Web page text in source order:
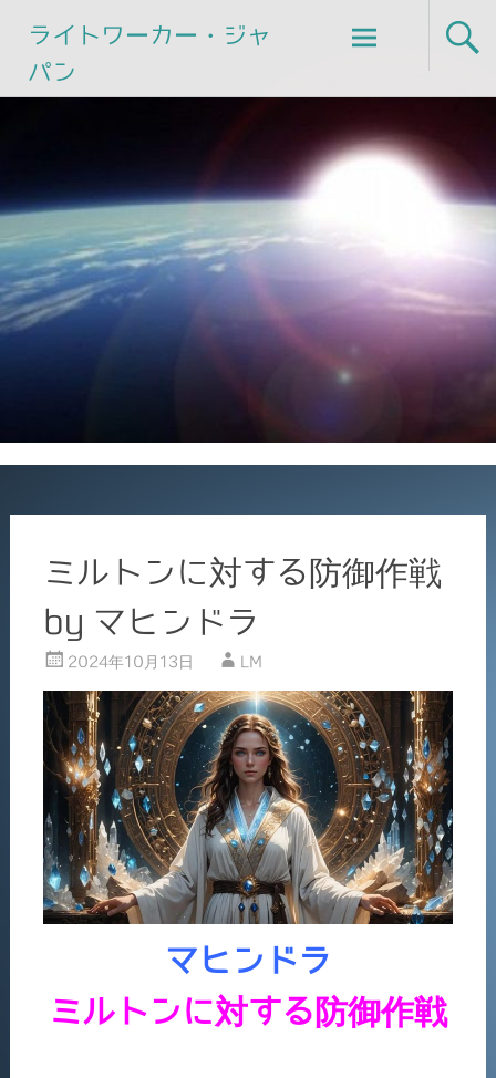
ライトワーカー・ジャ
パン
Skip
to
ミルトンに対する防御作戦
by マヒンドラ
2024年10月13日 LM
マヒンドラ
ミルトンに対する防御作戦